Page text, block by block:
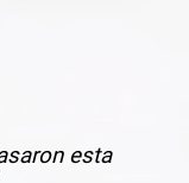
esta